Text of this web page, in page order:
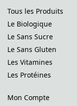
Tous les Produits
Le Biologique
Le Sans Sucre
Le Sans Gluten
Les Vitamines
Les Protéines
Mon Compte